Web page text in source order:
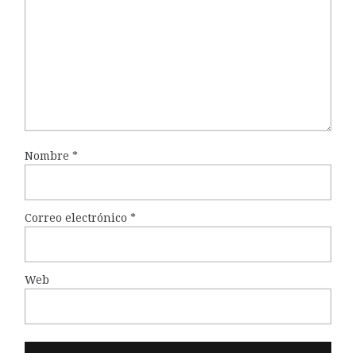
Nombre *
Correo electrónico *
Web